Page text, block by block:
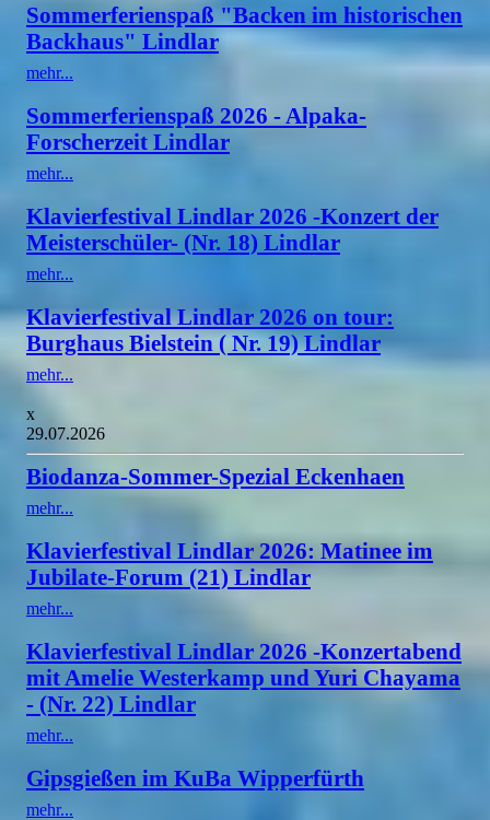
Sommerferienspaß "Backen im historischen
Backhaus" Lindlar
mehr...
Sommerferienspaß 2026 - Alpaka-
Forscherzeit Lindlar
mehr...
Klavierfestival Lindlar 2026 -Konzert der
Meisterschüler- (Nr. 18) Lindlar
mehr...
Klavierfestival Lindlar 2026 on tour:
Burghaus Bielstein ( Nr. 19) Lindlar
mehr...
x
29.07.2026
Biodanza-Sommer-Spezial Eckenhaen
mehr...
Klavierfestival Lindlar 2026: Matinee im
Jubilate-Forum (21) Lindlar
mehr...
Klavierfestival Lindlar 2026 -Konzertabend
mit Amelie Westerkamp und Yuri Chayama
- (Nr. 22) Lindlar
mehr...
Gipsgießen im KuBa Wipperfürth
mehr...